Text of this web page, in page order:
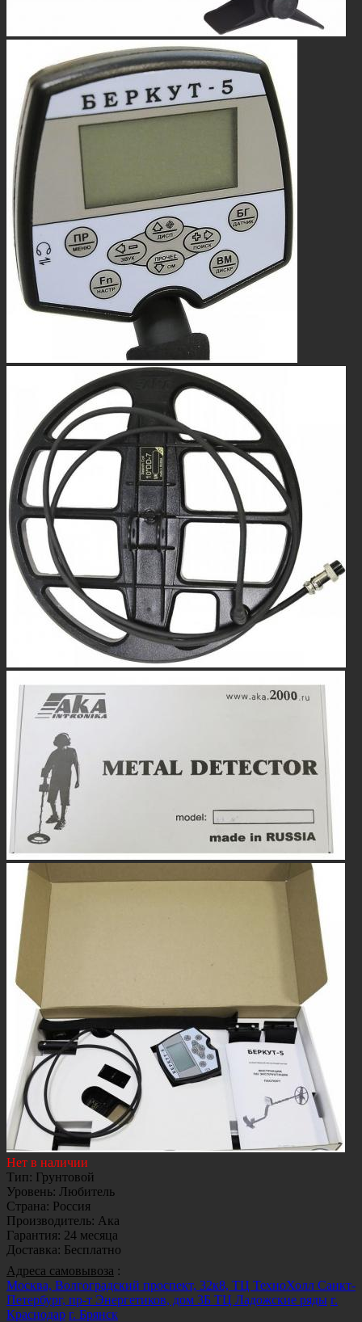
Нет в наличии
Тип: Грунтовой
Уровень: Любитель
Страна: Россия
Производитель: Ака
Гарантия: 24 месяца
Доставка: Бесплатно
Адреса самовывоза :
Москва, Волгоградский проспект, 32к8, ТЦ ТехноХолл Санкт-
Петербург, пр-т Энергетиков, дом 3Б ТЦ Ладожские ряды г.
Краснодар г. Брянск